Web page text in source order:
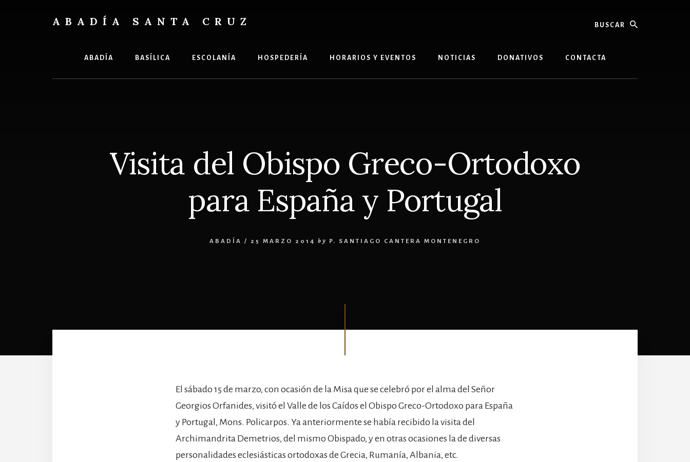
ABADÍA SANTA CRUZ
ABADÍA BASÍLICA ESCOLANÍA HOSPEDERÍA HORARIOS Y EVENTOS NOTICIAS DONATIVOS CONTACTA
Visita del Obispo Greco-Ortodoxo
para España y Portugal
ABADÍA / 25 MARZO 2014 by P. SANTIAGO CANTERA MONTENEGRO
El sábado 15 de marzo, con ocasión de la Misa que se celebró por el alma del Señor
Georgios Orfanides, visitó el Valle de los Caídos el Obispo Greco-Ortodoxo para España
y Portugal, Mons. Policarpos. Ya anteriormente se había recibido la visita del
Archimandrita Demetrios, del mismo Obispado, y en otras ocasiones la de diversas
personalidades eclesiásticas ortodoxas de Grecia, Rumanía, Albania, etc.